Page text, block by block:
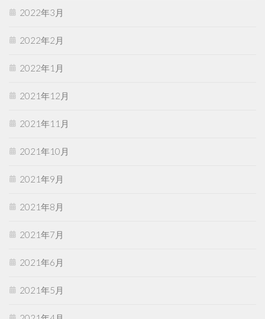
2022年3月
2022年2月
2022年1月
2021年12月
2021年11月
2021年10月
2021年9月
2021年8月
2021年7月
2021年6月
2021年5月